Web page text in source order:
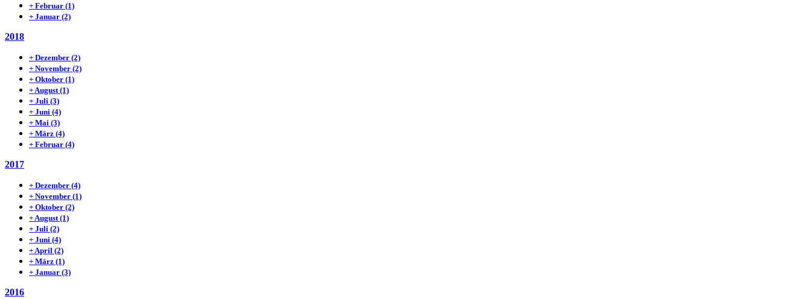
+ Februar (1)
+ Januar (2)
2018
+ Dezember (2)
+ November (2)
+ Oktober (1)
+ August (1)
+ Juli (3)
+ Juni (4)
+ Mai (3)
+ März (4)
+ Februar (4)
2017
+ Dezember (4)
+ November (1)
+ Oktober (2)
+ August (1)
+ Juli (2)
+ Juni (4)
+ April (2)
+ März (1)
+ Januar (3)
2016